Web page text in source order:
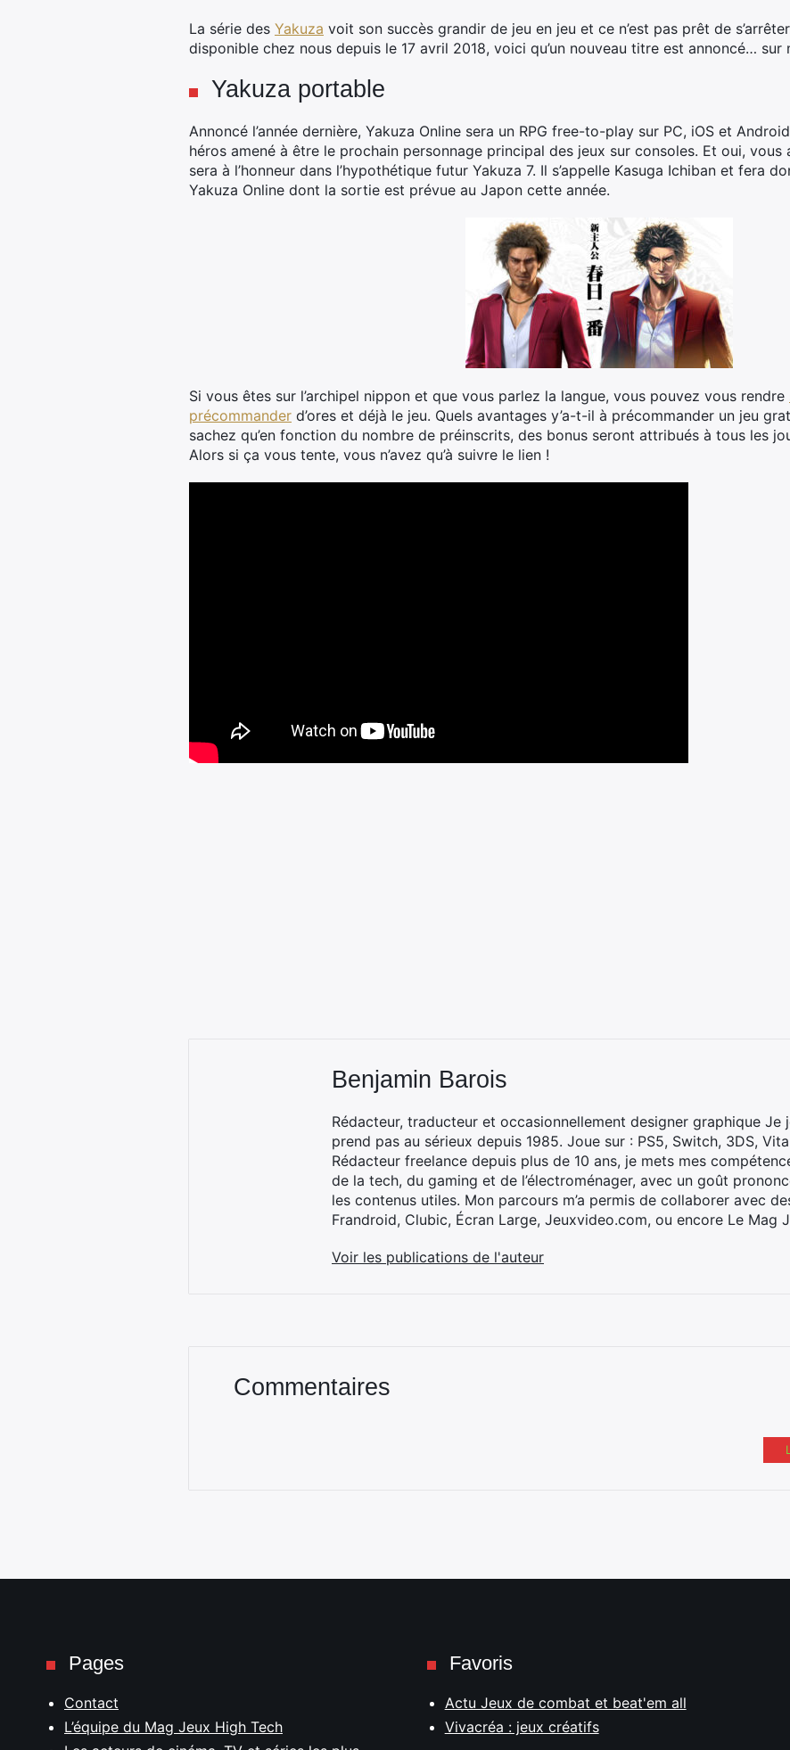
La série des Yakuza voit son succès grandir de jeu en jeu et ce n’est pas prêt de
disponible chez nous depuis le 17 avril 2018, voici qu’un nouveau titre est annoncé… sur
Yakuza portable
Annoncé l’année dernière, Yakuza Online sera un RPG free-to-play sur PC, iOS et
héros amené à être le prochain personnage principal des jeux sur consoles. Et oui, vous
sera à l’honneur dans l’hypothétique futur Yakuza 7. Il s’appelle Kasuga Ichiban et fera
Yakuza Online dont la sortie est prévue au Japon cette année.
Si vous êtes sur l’archipel nippon et que vous parlez la langue, vous pouvez vous rendre
précommander d’ores et déjà le jeu. Quels avantages y’a-t-il à précommander un jeu
sachez qu’en fonction du nombre de préinscrits, des bonus seront attribués à tous les
Alors si ça vous tente, vous n’avez qu’à suivre le lien !
Benjamin Barois
Rédacteur, traducteur et occasionnellement designer graphique Je
prend pas au sérieux depuis 1985. Joue sur : PS5, Switch, 3DS,
Rédacteur freelance depuis plus de 10 ans, je mets mes
de la tech, du gaming et de l’électroménager, avec un goût
les contenus utiles. Mon parcours m’a permis de collaborer avec
Frandroid, Clubic, Écran Large, Jeuxvideo.com, ou encore Le Mag
Voir les publications de l'auteur
Commentaires
Pages
Contact
L’équipe du Mag Jeux High Tech
Favoris
Actu Jeux de combat et beat'em all
Vivacréa : jeux créatifs